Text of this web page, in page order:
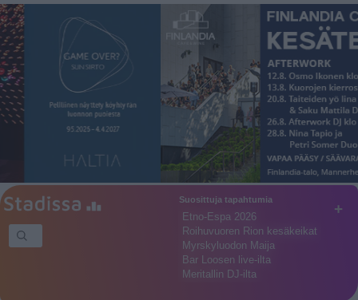
+
Suosittuja tapahtumia
Etno-Espa 2026
Roihuvuoren Rion kesäkeikat
Myrskyluodon Maija
Bar Loosen live-ilta
Meritallin DJ-ilta